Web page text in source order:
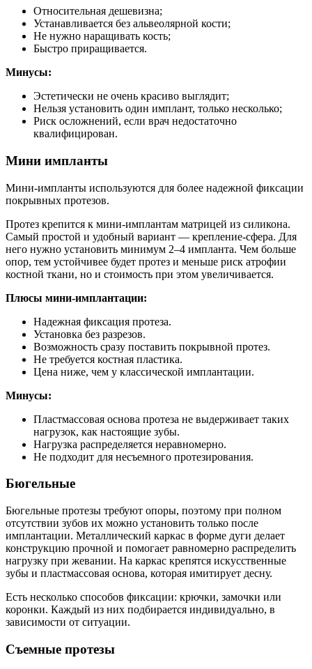
Относительная дешевизна;
Устанавливается без альвеолярной кости;
Не нужно наращивать кость;
Быстро приращивается.
Минусы:
Эстетически не очень красиво выглядит;
Нельзя установить один имплант, только несколько;
Риск осложнений, если врач недостаточно
квалифицирован.
Мини импланты
Мини-импланты используются для более надежной фиксации
покрывных протезов.
Протез крепится к мини-имплантам матрицей из силикона.
Самый простой и удобный вариант — крепление-сфера. Для
него нужно установить минимум 2–4 импланта. Чем больше
опор, тем устойчивее будет протез и меньше риск атрофии
костной ткани, но и стоимость при этом увеличивается.
Плюсы мини-имплантации:
Надежная фиксация протеза.
Установка без разрезов.
Возможность сразу поставить покрывной протез.
Не требуется костная пластика.
Цена ниже, чем у классической имплантации.
Минусы:
Пластмассовая основа протеза не выдерживает таких
нагрузок, как настоящие зубы.
Нагрузка распределяется неравномерно.
Не подходит для несъемного протезирования.
Бюгельные
Бюгельные протезы требуют опоры, поэтому при полном
отсутствии зубов их можно установить только после
имплантации. Металлический каркас в форме дуги делает
конструкцию прочной и помогает равномерно распределить
нагрузку при жевании. На каркас крепятся искусственные
зубы и пластмассовая основа, которая имитирует десну.
Есть несколько способов фиксации: крючки, замочки или
коронки. Каждый из них подбирается индивидуально, в
зависимости от ситуации.
Съемные протезы